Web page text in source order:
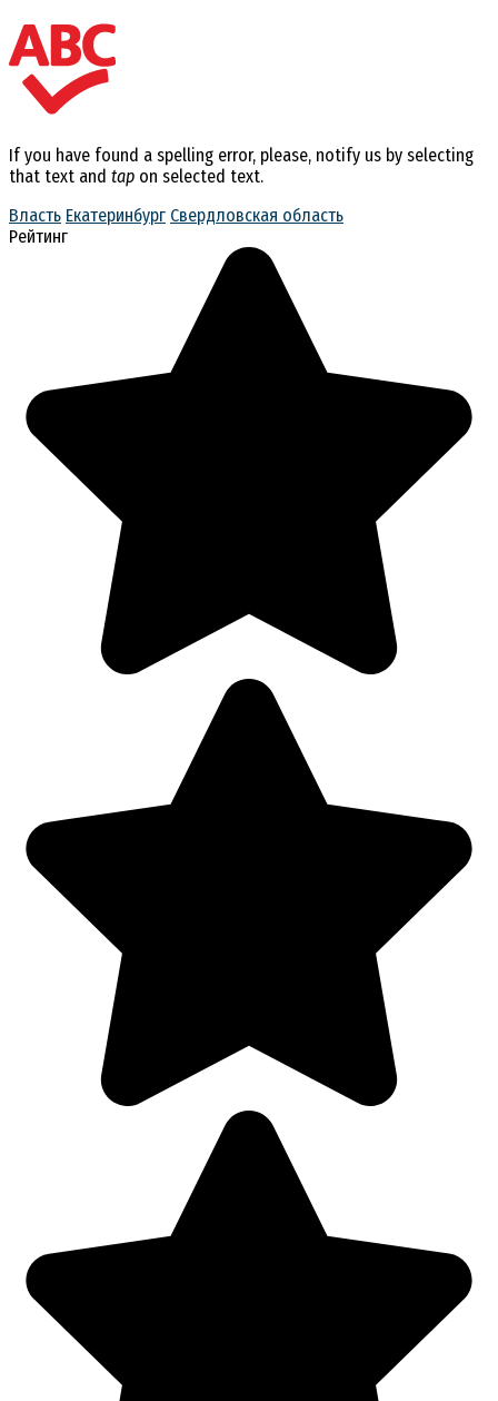
If you have found a spelling error, please, notify us by selecting
that text and tap on selected text.
Власть Екатеринбург Свердловская область
Рейтинг